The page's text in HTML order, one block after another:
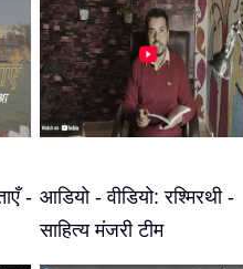
- आडियो - वीडियो: रश्मिरथी -
साहित्य मंजरी टीम